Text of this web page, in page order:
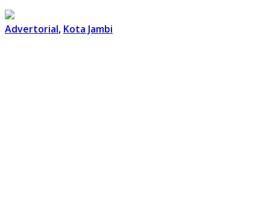
Advertorial, Kota Jambi